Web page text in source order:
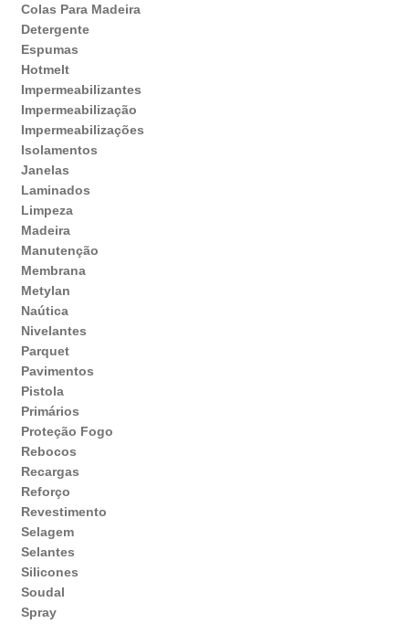
Colas Para Madeira
Detergente
Espumas
Hotmelt
Impermeabilizantes
Impermeabilização
Impermeabilizações
Isolamentos
Janelas
Laminados
Limpeza
Madeira
Manutenção
Membrana
Metylan
Naútica
Nivelantes
Parquet
Pavimentos
Pistola
Primários
Proteção Fogo
Rebocos
Recargas
Reforço
Revestimento
Selagem
Selantes
Silicones
Soudal
Spray